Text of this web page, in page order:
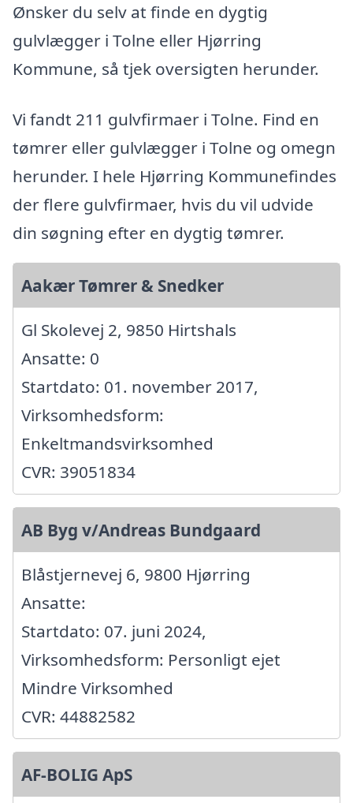
Ønsker du selv at finde en dygtig
gulvlægger i Tolne eller Hjørring
Kommune, så tjek oversigten herunder.
Vi fandt 211 gulvfirmaer i Tolne. Find en
tømrer eller gulvlægger i Tolne og omegn
herunder. I hele Hjørring Kommunefindes
der flere gulvfirmaer, hvis du vil udvide
din søgning efter en dygtig tømrer.
Aakær Tømrer & Snedker
Gl Skolevej 2, 9850 Hirtshals
Ansatte: 0
Startdato: 01. november 2017,
Virksomhedsform:
Enkeltmandsvirksomhed
CVR: 39051834
AB Byg v/Andreas Bundgaard
Blåstjernevej 6, 9800 Hjørring
Ansatte:
Startdato: 07. juni 2024,
Virksomhedsform: Personligt ejet
Mindre Virksomhed
CVR: 44882582
AF-BOLIG ApS